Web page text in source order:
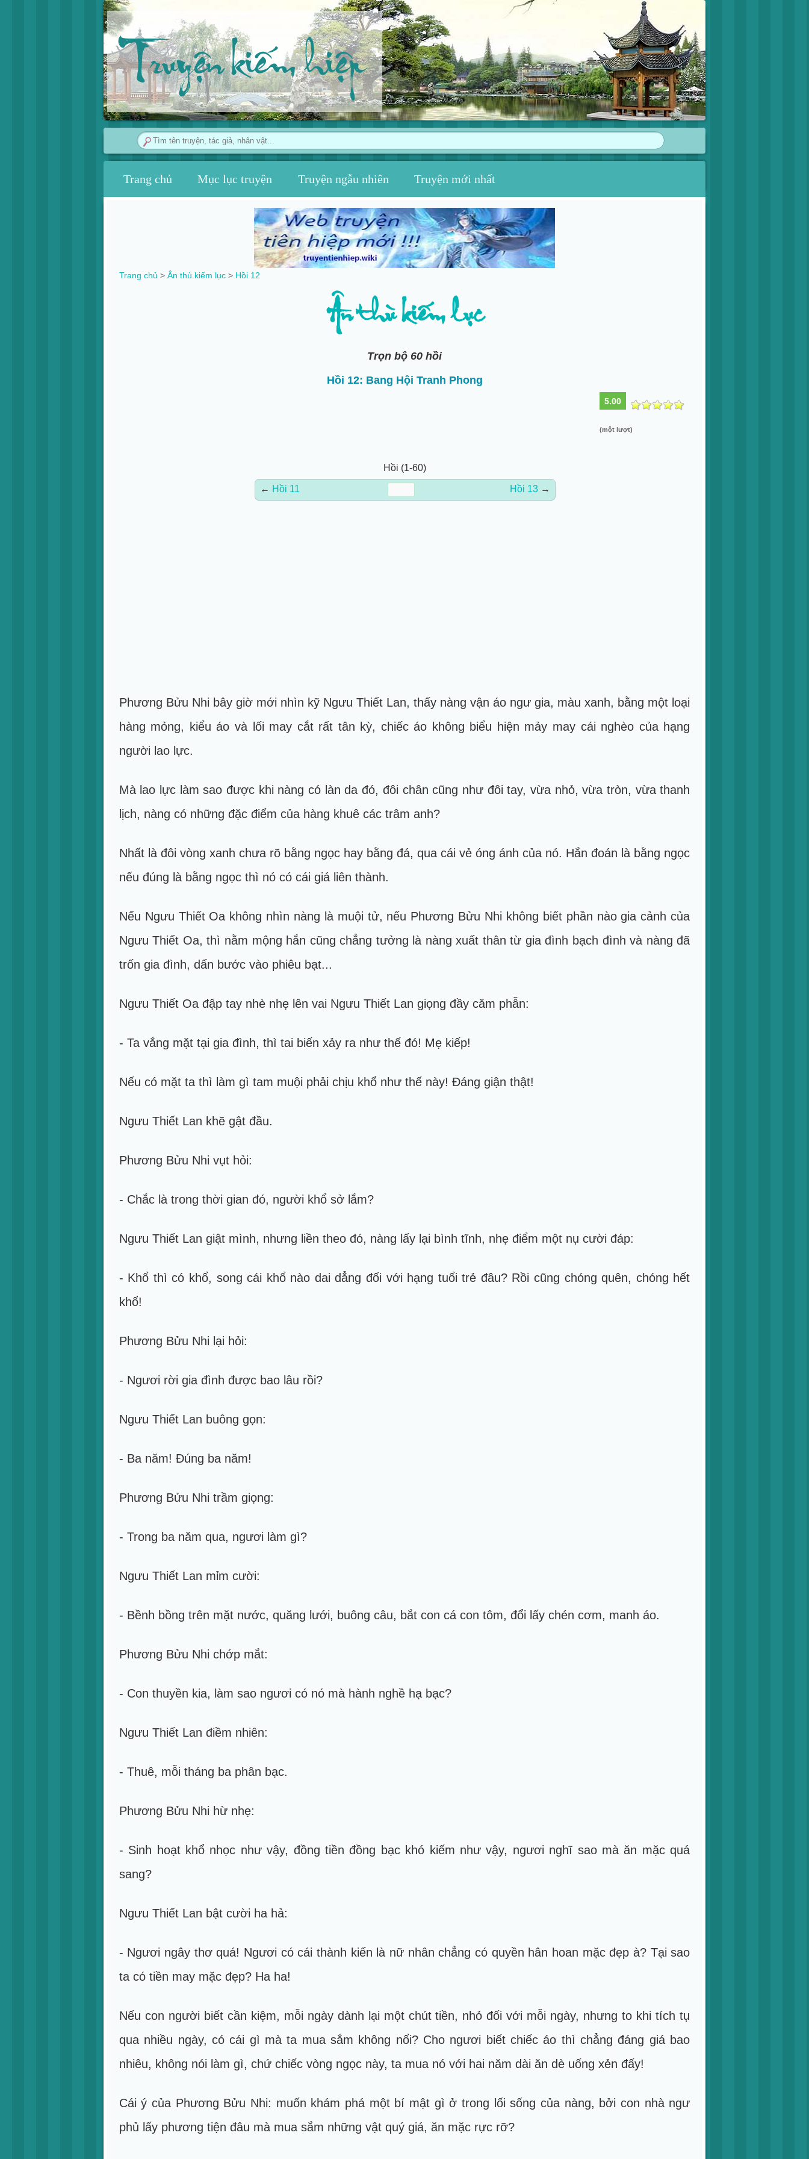
Truyện kiếm hiệp
Trang chủ Mục lục truyện Truyện ngẫu nhiên Truyện mới nhất
Trang chủ > Ân thù kiếm lục> Hồi 12
Ân thù kiếm lục
Trọn bộ 60 hồi
Hồi 12: Bang Hội Tranh Phong
5.00
(một lượt)
Hồi (1-60)
← Hồi 11 Hồi 13→
Phương Bửu Nhi bây giờ mới nhìn kỹ Ngưu Thiết Lan, thấy nàng vận áo ngư gia, màu xanh, bằng một loại
hàng mỏng, kiểu áo và lối may cắt rất tân kỳ, chiếc áo không biểu hiện mảy may cái nghèo của hạng
người lao lực.
Mà lao lực làm sao được khi nàng có làn da đó, đôi chân cũng như đôi tay, vừa nhỏ, vừa tròn, vừa thanh
lịch, nàng có những đặc điểm của hàng khuê các trâm anh?
Nhất là đôi vòng xanh chưa rõ bằng ngọc hay bằng đá, qua cái vẻ óng ánh của nó. Hắn đoán là bằng ngọc
nếu đúng là bằng ngọc thì nó có cái giá liên thành.
Nếu Ngưu Thiết Oa không nhìn nàng là muội tử, nếu Phương Bửu Nhi không biết phần nào gia cảnh của
Ngưu Thiết Oa, thì nằm mộng hắn cũng chẳng tưởng là nàng xuất thân từ gia đình bạch đình và nàng đã
trốn gia đình, dấn bước vào phiêu bạt...
Ngưu Thiết Oa đập tay nhè nhẹ lên vai Ngưu Thiết Lan giọng đầy căm phẫn:
- Ta vắng mặt tại gia đình, thì tai biến xảy ra như thế đó! Mẹ kiếp!
Nếu có mặt ta thì làm gì tam muội phải chịu khổ như thế này! Đáng giận thật!
Ngưu Thiết Lan khẽ gật đầu.
Phương Bửu Nhi vụt hỏi:
- Chắc là trong thời gian đó, người khổ sở lắm?
Ngưu Thiết Lan giật mình, nhưng liền theo đó, nàng lấy lại bình tĩnh, nhẹ điểm một nụ cười đáp:
- Khổ thì có khổ, song cái khổ nào dai dẳng đối với hạng tuổi trẻ đâu? Rồi cũng chóng quên, chóng hết
khổ!
Phương Bửu Nhi lại hỏi:
- Ngươi rời gia đình được bao lâu rồi?
Ngưu Thiết Lan buông gọn:
- Ba năm! Đúng ba năm!
Phương Bửu Nhi trầm giọng:
- Trong ba năm qua, ngươi làm gì?
Ngưu Thiết Lan mỉm cười:
- Bềnh bồng trên mặt nước, quăng lưới, buông câu, bắt con cá con tôm, đổi lấy chén cơm, manh áo.
Phương Bửu Nhi chớp mắt:
- Con thuyền kia, làm sao ngươi có nó mà hành nghề hạ bạc?
Ngưu Thiết Lan điềm nhiên:
- Thuê, mỗi tháng ba phân bạc.
Phương Bửu Nhi hừ nhẹ:
- Sinh hoạt khổ nhọc như vậy, đồng tiền đồng bạc khó kiếm như vậy, ngươi nghĩ sao mà ăn mặc quá
sang?
Ngưu Thiết Lan bật cười ha hả:
- Ngươi ngây thơ quá! Ngươi có cái thành kiến là nữ nhân chẳng có quyền hân hoan mặc đẹp à? Tại sao
ta có tiền may mặc đẹp? Ha ha!
Nếu con người biết cần kiệm, mỗi ngày dành lại một chút tiền, nhỏ đối với mỗi ngày, nhưng to khi tích tụ
qua nhiều ngày, có cái gì mà ta mua sắm không nổi? Cho ngươi biết chiếc áo thì chẳng đáng giá bao
nhiêu, không nói làm gì, chứ chiếc vòng ngọc này, ta mua nó với hai năm dài ăn dè uống xẻn đấy!
Cái ý của Phương Bửu Nhi: muốn khám phá một bí mật gì ở trong lối sống của nàng, bởi con nhà ngư
phủ lấy phương tiện đâu mà mua sắm những vật quý giá, ăn mặc rực rỡ?